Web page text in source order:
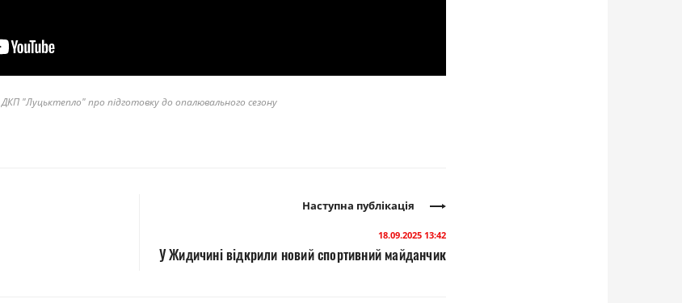
ДКП "Луцьктепло" про підготовку до опалювального сезону
Наступна публікація
18.09.2025 13:42
У Жидичині відкрили новий спортивний майданчик